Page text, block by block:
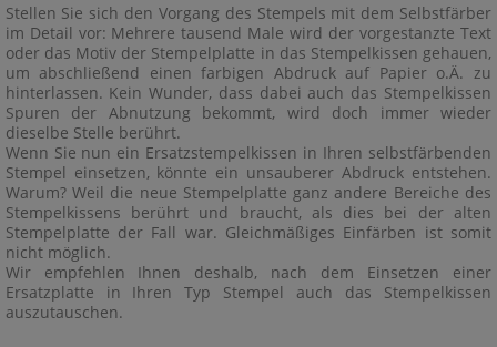
Stellen Sie sich den Vorgang des Stempels mit dem Selbstfärber
im Detail vor: Mehrere tausend Male wird der vorgestanzte Text
oder das Motiv der Stempelplatte in das Stempelkissen gehauen,
um abschließend einen farbigen Abdruck auf Papier o.Ä. zu
hinterlassen. Kein Wunder, dass dabei auch das Stempelkissen
Spuren der Abnutzung bekommt, wird doch immer wieder
dieselbe Stelle berührt.
Wenn Sie nun ein Ersatzstempelkissen in Ihren selbstfärbenden
Stempel einsetzen, könnte ein unsauberer Abdruck entstehen.
Warum? Weil die neue Stempelplatte ganz andere Bereiche des
Stempelkissens berührt und braucht, als dies bei der alten
Stempelplatte der Fall war. Gleichmäßiges Einfärben ist somit
nicht möglich.
Wir empfehlen Ihnen deshalb, nach dem Einsetzen einer
Ersatzplatte in Ihren Typ Stempel auch das Stempelkissen
auszutauschen.